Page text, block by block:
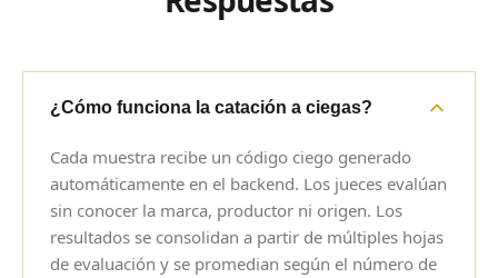
¿Cómo funciona la catación a ciegas?
Cada muestra recibe un código ciego generado
automáticamente en el backend. Los jueces evalúan
sin conocer la marca, productor ni origen. Los
resultados se consolidan a partir de múltiples hojas
de evaluación y se promedian según el número de